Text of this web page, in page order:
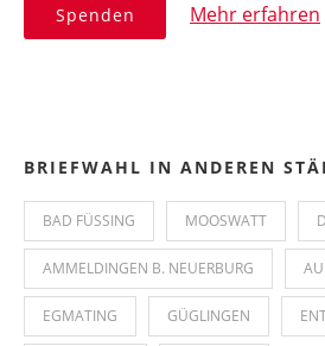
Spenden Mehr erfahren
BRIEFWAHL IN ANDEREN
BAD FÜSSING MOOSWATT
AMMELDINGEN B. NEUERBURG
EGMATING GÜGLINGEN